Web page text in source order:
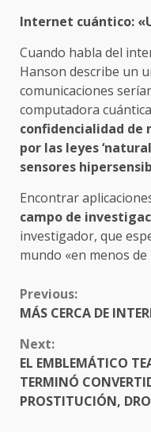
Internet cuántico:
Cuando habla del
Hanson describe un
comunicaciones
computadora
confidencialidad de
por las leyes
sensores
Encontrar
campo de
investigador, que
mundo «en menos de
CONTINUE
READING
Previous:
MÁS CERCA DE
Next:
EL EMBLEMÁTICO
TERMINÓ
PROSTITUCIÓN,